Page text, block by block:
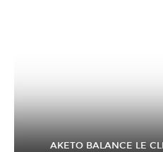
AKETO BALANCE LE